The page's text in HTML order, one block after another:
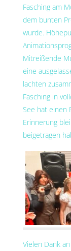
Fasching am
dem bunten
wurde.
Mitreißende
eine
lachten
Fasching in
See hat einen
Erinnerung
beigetragen
Vielen Dank